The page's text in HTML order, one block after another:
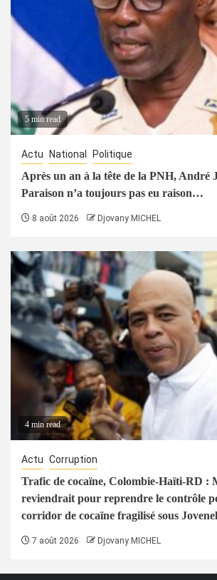
5 min read
Actu National Politique
Après un an à la tête de la PNH, André
Paraison n’a toujours pas eu raison…
8 août 2026 Djovany MICHEL
4 min read
Actu Corruption
Trafic de cocaïne, Colombie-Haïti-RD :
reviendrait pour reprendre le contrôle
corridor de cocaïne fragilisé sous Jovenel
7 août 2026 Djovany MICHEL